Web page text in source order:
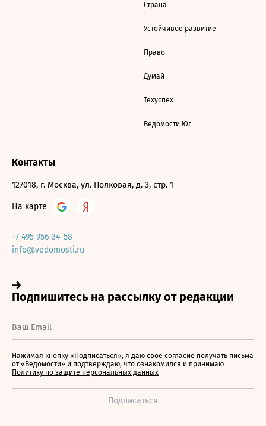
Страна
Устойчивое развитие
Право
Думай
Техуспех
Ведомости Юг
Контакты
127018, г. Москва, ул. Полковая, д. 3, стр. 1
На карте
+7 495 956-34-58
info@vedomosti.ru
Нажимая кнопку «Подписаться», я даю свое согласие получать письма
от «Ведомости» и подтверждаю, что ознакомился и принимаю
Политику по защите персональных данных